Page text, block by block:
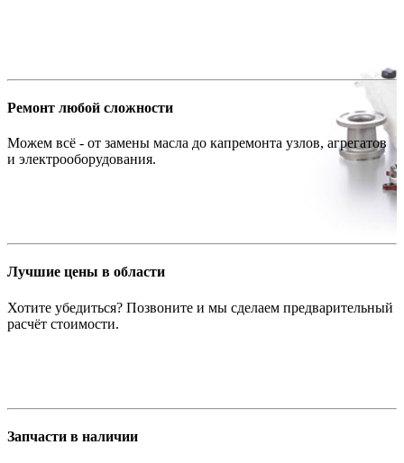
Ремонт любой сложности
Можем всё - от замены масла до капремонта узлов, агрегатов
и электрооборудования.
Лучшие цены в области
Хотите убедиться? Позвоните и мы сделаем предварительный
расчёт стоимости.
Запчасти в наличии